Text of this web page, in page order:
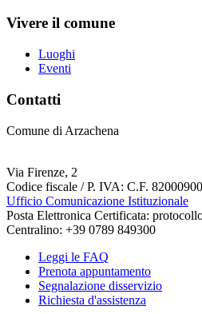
Vivere il comune
Luoghi
Eventi
Contatti
Comune di Arzachena
Via Firenze, 2
Codice fiscale / P. IVA: C.F.
Ufficio Comunicazione Istituzionale
Posta Elettronica Certificata:
Centralino: +39 0789 849300
Leggi le FAQ
Prenota appuntamento
Segnalazione disservizio
Richiesta d'assistenza